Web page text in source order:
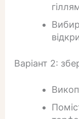
Варіант 2: